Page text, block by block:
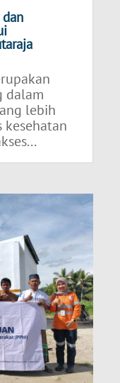
dalam
lebih
kesehatan